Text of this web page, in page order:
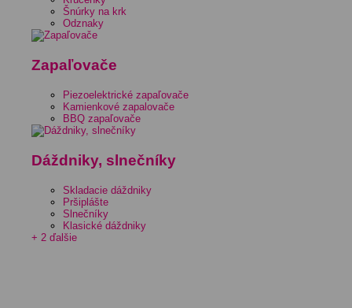
Šnúrky na krk
Odznaky
Zapaľovače
Piezoelektrické zapaľovače
Kamienkové zapalovače
BBQ zapaľovače
Dáždniky, slnečníky
Skladacie dáždniky
Pršiplášte
Slnečníky
Klasické dáždniky
+ 2 ďalšie